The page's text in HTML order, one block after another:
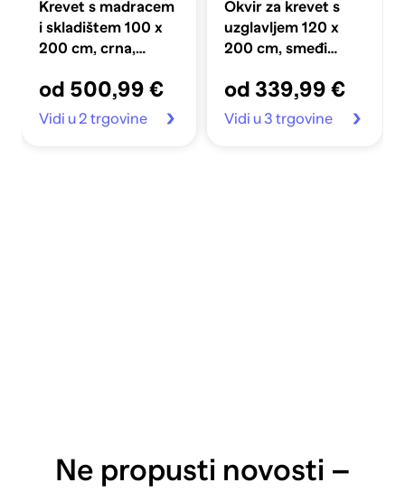
Krevet s madracem
i skladištem 100 x
200 cm, crna,
od 500,99 €
Vidi u 2 trgovine
Okvir za krevet s
uzglavljem 120 x
200 cm, smeđi
od 339,99 €
Vidi u 3 trgovine
Ne propusti novosti –